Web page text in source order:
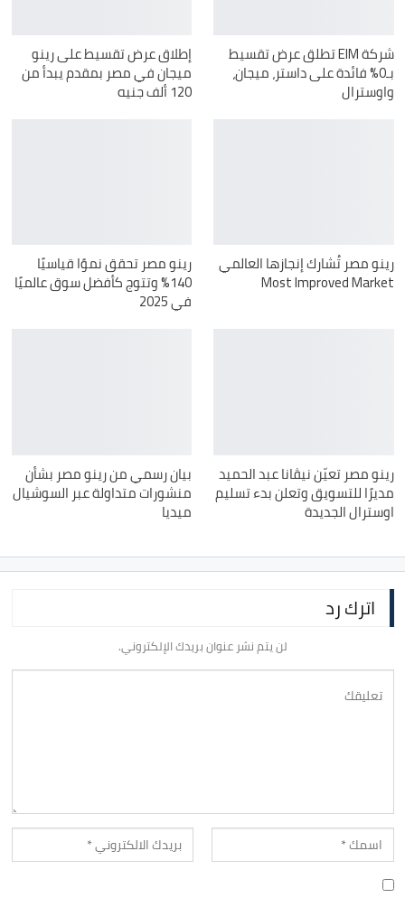
شركة EIM تطلق عرض تقسيط
بـ0% فائدة على داستر، ميجان،
واوسترال
إطلاق عرض تقسيط على رينو
ميجان في مصر بمقدم يبدأ من
120 ألف جنيه
رينو مصر تُشارك إنجازها العالمي
Most Improved Market
رينو مصر تحقق نموًا قياسيًا
140% وتتوج كأفضل سوق عالميًا
في 2025
رينو مصر تعيّن نيڤانا عبد الحميد
مديرًا للتسويق وتعلن بدء تسليم
اوسترال الجديدة
بيان رسمي من رينو مصر بشأن
منشورات متداولة عبر السوشيال
ميديا
اترك رد
لن يتم نشر عنوان بريدك الإلكتروني.